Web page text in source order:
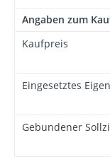
Angaben zum
Kaufpreis
Eingesetztes
Gebundener